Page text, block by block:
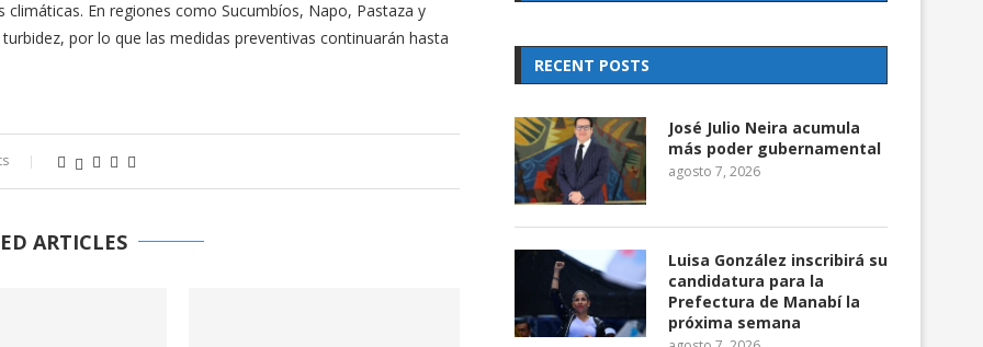
En regiones como Sucumbíos, Napo, Pastaza y
por lo que las medidas preventivas continuarán hasta
ARTICLES
RECENT POSTS
José Julio Neira acumula
más poder gubernamental
agosto 7, 2026
Luisa González inscribirá su
candidatura para la
Prefectura de Manabí la
próxima semana